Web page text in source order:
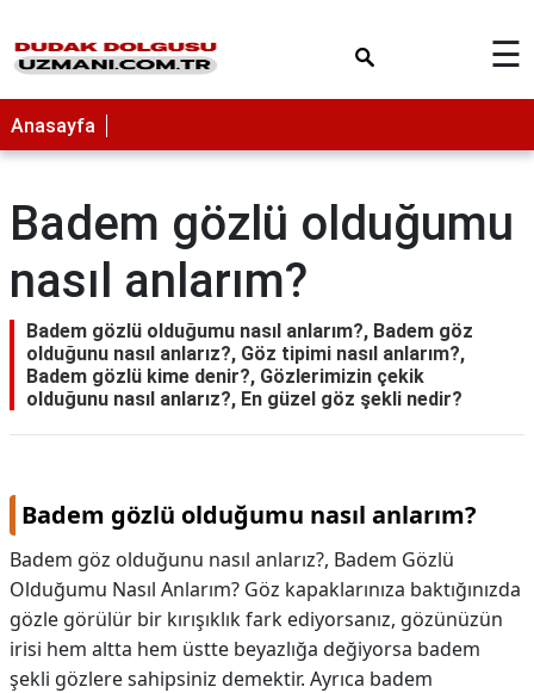
☰
Anasayfa
Badem gözlü olduğumu
nasıl anlarım?
Badem gözlü olduğumu nasıl anlarım?, Badem göz
olduğunu nasıl anlarız?, Göz tipimi nasıl anlarım?,
Badem gözlü kime denir?, Gözlerimizin çekik
olduğunu nasıl anlarız?, En güzel göz şekli nedir?
Badem gözlü olduğumu nasıl anlarım?
Badem göz olduğunu nasıl anlarız?, Badem Gözlü
Olduğumu Nasıl Anlarım? Göz kapaklarınıza baktığınızda
gözle görülür bir kırışıklık fark ediyorsanız, gözünüzün
irisi hem altta hem üstte beyazlığa değiyorsa badem
şekli gözlere sahipsiniz demektir. Ayrıca badem